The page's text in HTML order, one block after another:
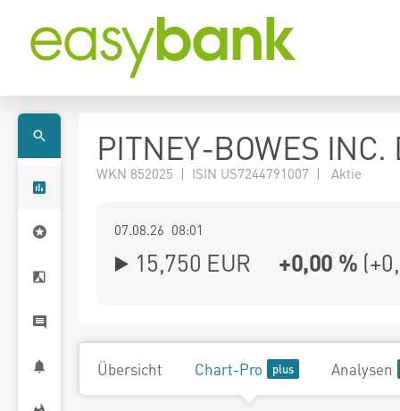
PITNEY-BOWES INC.
WKN 852025 | ISIN US7244791007 | Aktie
07.08.26 08:01
15,750 EUR +0,00 % (
Übersicht Chart-Pro Analysen